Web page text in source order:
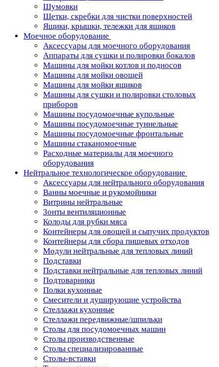
Шумовки
Щетки, скребки для чистки поверхностей
Ящики, крышки, тележки для ящиков
Моечное оборудование
Аксессуары для моечного оборудования
Аппараты для сушки и полировки бокалов
Машины для мойки котлов и подносов
Машины для мойки овощей
Машины для мойки ящиков
Машины для сушки и полировки столовых
приборов
Машины посудомоечные купольные
Машины посудомоечные туннельные
Машины посудомоечные фронтальные
Машины стаканомоечные
Расходные материалы для моечного
оборудования
Нейтральное технологическое оборудование
Аксессуары для нейтрального оборудования
Ванны моечные и рукомойники
Витрины нейтральные
Зонты вентиляционные
Колоды для рубки мяса
Контейнеры для овощей и сыпучих продуктов
Контейнеры для сбора пищевых отходов
Модули нейтральные для тепловых линий
Подставки
Подставки нейтральные для тепловых линий
Подтоварники
Полки кухонные
Смесители и душирующие устройства
Стеллажи кухонные
Стеллажи передвижные/шпильки
Столы для посудомоечных машин
Столы производственные
Столы специализированные
Столы-вставки